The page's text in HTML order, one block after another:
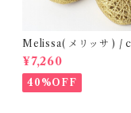
Melissa( メリッサ ) / campa
na ( Gold )28-33
¥7,260
40%OFF